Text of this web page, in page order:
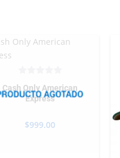
Cash Only American
Express
$999.00